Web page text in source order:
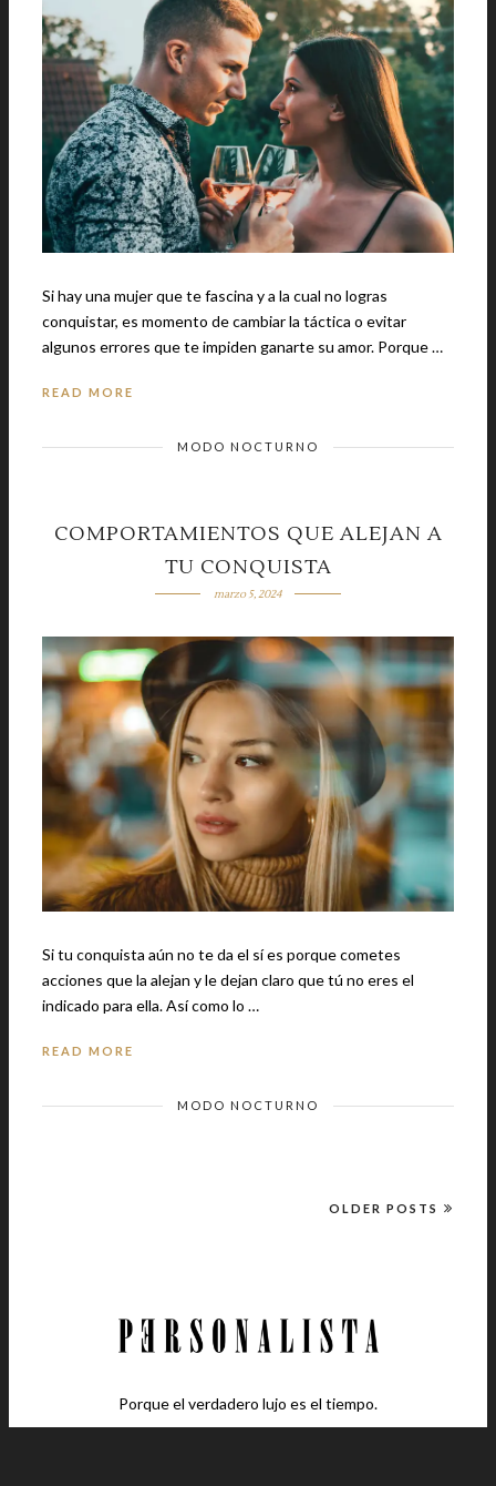
Si hay una mujer que te fascina y a la cual no logras
conquistar, es momento de cambiar la táctica o evitar
algunos errores que te impiden ganarte su amor. Porque …
READ MORE
MODO NOCTURNO
COMPORTAMIENTOS QUE ALEJAN A
TU CONQUISTA
marzo 5, 2024
Si tu conquista aún no te da el sí es porque cometes
acciones que la alejan y le dejan claro que tú no eres el
indicado para ella. Así como lo …
READ MORE
MODO NOCTURNO
OLDER POSTS
Porque el verdadero lujo es el tiempo.